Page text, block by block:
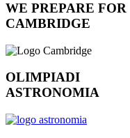
WE PREPARE FOR
CAMBRIDGE
OLIMPIADI
ASTRONOMIA